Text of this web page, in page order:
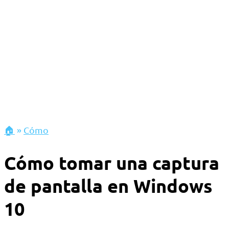
🏠 » Cómo
Cómo tomar una captura
de pantalla en Windows
10